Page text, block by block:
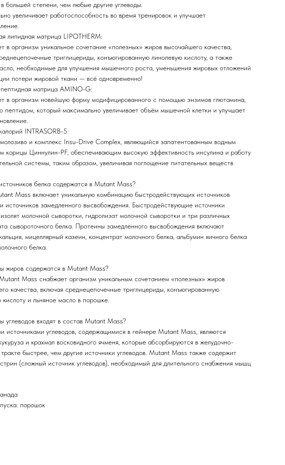
в большей степени, чем любые другие углеводы.
увеличивает работоспособность во время тренировок и улучшает
липидная матрица LIPOTHERM:
в организм уникальное сочетание «полезных» жиров высочайшего качества,
триглицериды, конъюгированную линолевую кислоту, а также
необходимые для улучшения мышечного роста, уменьшения жировых отложений
потери жировой ткани — всё одновременно!
матрица AMINO-G:
в организм новейшую форму модифицированного с помощью энзимов глютамина,
пептидом, который максимально увеличивает объём мышечной клетки и улучшает
INTRASORB-5:
и комплекс Insu-Drive Complex, являющийся запатентованным водным
корицы Циннулин-PF, обеспечивающим высокую эффективность инсулина и работу
системы, таким образом, увеличивая поглощение питательных веществ
белка содержатся в Mutant Mass?
Mass включает уникальную комбинацию быстродействующих источников
источников замедленного высвобождения. Быстродействующие источники
молочной сыворотки, гидролизат молочной сыворотки и три различных
сывороточного белка. Протеины замедленного высвобождения включают
мицеллярный казеин, концентрат молочного белка, альбумин яичного белка
белка.
жиров содержатся в Mutant Mass?
Mass снабжает организм уникальным сочетанием «полезных» жиров
качества, включая среднецепочечные триглицериды, конъюгированную
кислоту и льняное масло в порошке.
углеводов входят в состав Mutant Mass?
источниками углеводов, содержащимися в гейнере Mutant Mass, являются
и крахмал восковидного ячменя, которые абсорбируются в желудочно-
быстрее, чем другие источники углеводов. Mutant Mass также содержит
(сложный источник углеводов), необходимый для длительного снабжения мышц
порошок